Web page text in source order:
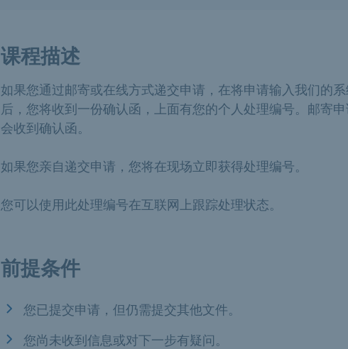
课程描述
如果您通过邮寄或在线方式递交申请，在将申请输入我们的
后，您将收到一份确认函，上面有您的个人处理编号。邮寄
会收到确认函。
如果您亲自递交申请，您将在现场立即获得处理编号。
您可以使用此处理编号在互联网上跟踪处理状态。
前提条件
您已提交申请，但仍需提交其他文件。
您尚未收到信息或对下一步有疑问。